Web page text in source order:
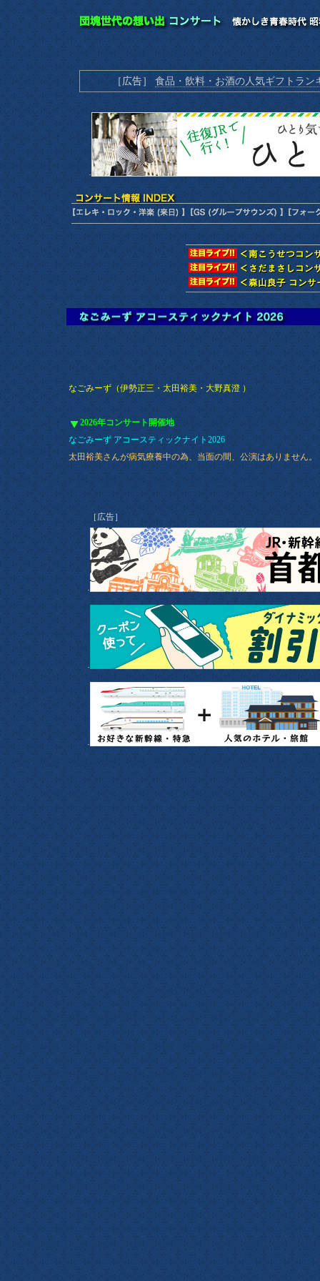
［広告］ 食品・飲料・お酒の人気ギフトラン
なごみーず（伊勢正三・太田裕美・大野真澄 ）
2026年コンサート開催地
なごみーず アコースティックナイト2026
太田裕美さんが病気療養中の為、 当面の間、公演はありません。
［広告］